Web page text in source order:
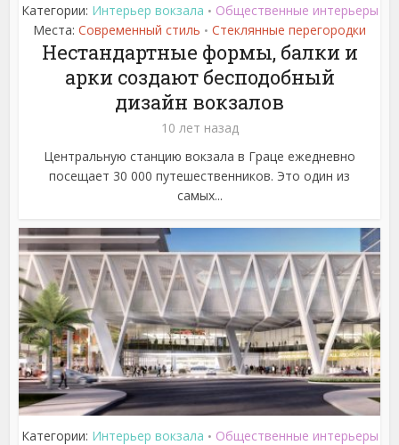
Категории: Интерьер вокзала • Общественные интерьеры
Места: Современный стиль • Стеклянные перегородки
Нестандартные формы, балки и
арки создают бесподобный
дизайн вокзалов
10 лет назад
Центральную станцию вокзала в Граце ежедневно
посещает 30 000 путешественников. Это один из
самых...
Категории: Интерьер вокзала • Общественные интерьеры